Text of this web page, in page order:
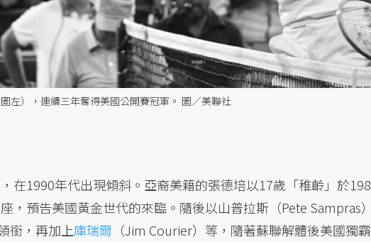
左），連續三年奪得美國公開賽冠軍。 圖／美聯社
在1990年代出現傾斜。亞裔美籍的張德培以17歲「稚齡」於
，預告美國黃金世代的來臨。隨後以山普拉斯（Pete Sampras
銜，再加上庫瑞爾 （Jim Courier）等，隨著蘇聯解體後美國獨霸